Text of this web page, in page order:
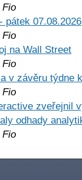
Fio
pátek 07.08.2026
na Wall Street
v závěru týdne
Fio
zveřejnil
odhady
Fio